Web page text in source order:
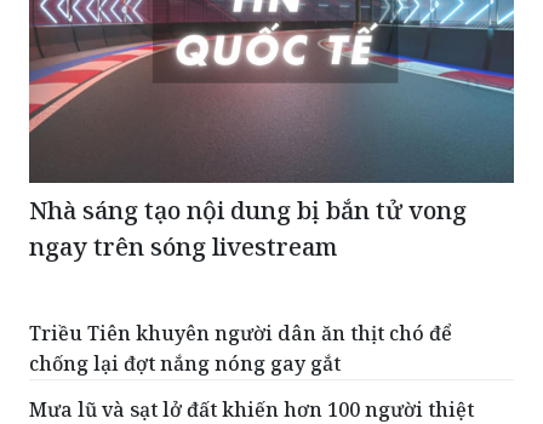
Nhà sáng tạo nội dung bị bắn tử vong
ngay trên sóng livestream
Triều Tiên khuyên người dân ăn thịt chó để
chống lại đợt nắng nóng gay gắt
Mưa lũ và sạt lở đất khiến hơn 100 người thiệt